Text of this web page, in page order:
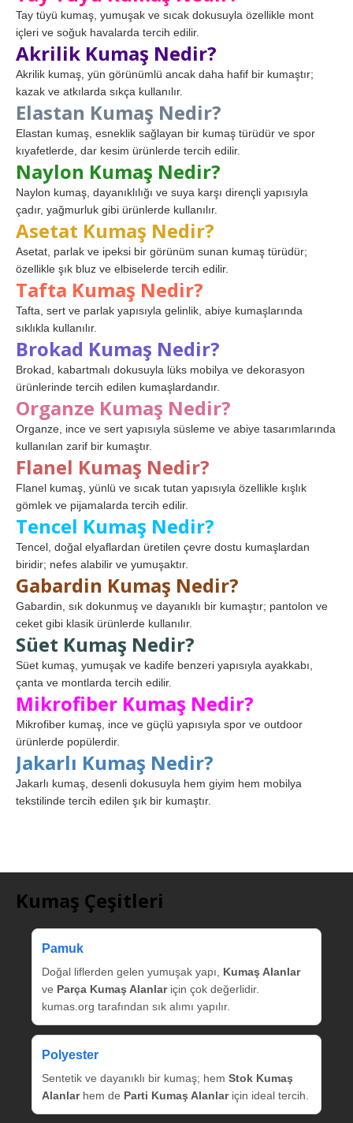
Tay tüyü kumaş, yumuşak ve sıcak dokusuyla özellikle mont
içleri ve soğuk havalarda tercih edilir.
Akrilik Kumaş Nedir?
Akrilik kumaş, yün görünümlü ancak daha hafif bir kumaştır;
kazak ve atkılarda sıkça kullanılır.
Elastan Kumaş Nedir?
Elastan kumaş, esneklik sağlayan bir kumaş türüdür ve spor
kıyafetlerde, dar kesim ürünlerde tercih edilir.
Naylon Kumaş Nedir?
Naylon kumaş, dayanıklılığı ve suya karşı dirençli yapısıyla
çadır, yağmurluk gibi ürünlerde kullanılır.
Asetat Kumaş Nedir?
Asetat, parlak ve ipeksi bir görünüm sunan kumaş türüdür;
özellikle şık bluz ve elbiselerde tercih edilir.
Tafta Kumaş Nedir?
Tafta, sert ve parlak yapısıyla gelinlik, abiye kumaşlarında
sıklıkla kullanılır.
Brokad Kumaş Nedir?
Brokad, kabartmalı dokusuyla lüks mobilya ve dekorasyon
ürünlerinde tercih edilen kumaşlardandır.
Organze Kumaş Nedir?
Organze, ince ve sert yapısıyla süsleme ve abiye tasarımlarında
kullanılan zarif bir kumaştır.
Flanel Kumaş Nedir?
Flanel kumaş, yünlü ve sıcak tutan yapısıyla özellikle kışlık
gömlek ve pijamalarda tercih edilir.
Tencel Kumaş Nedir?
Tencel, doğal elyaflardan üretilen çevre dostu kumaşlardan
biridir; nefes alabilir ve yumuşaktır.
Gabardin Kumaş Nedir?
Gabardin, sık dokunmuş ve dayanıklı bir kumaştır; pantolon ve
ceket gibi klasik ürünlerde kullanılır.
Süet Kumaş Nedir?
Süet kumaş, yumuşak ve kadife benzeri yapısıyla ayakkabı,
çanta ve montlarda tercih edilir.
Mikrofiber Kumaş Nedir?
Mikrofiber kumaş, ince ve güçlü yapısıyla spor ve outdoor
ürünlerde popülerdir.
Jakarlı Kumaş Nedir?
Jakarlı kumaş, desenli dokusuyla hem giyim hem mobilya
tekstilinde tercih edilen şık bir kumaştır.
Kumaş Çeşitleri
Pamuk
Doğal liflerden gelen yumuşak yapı, Kumaş Alanlar
ve Parça Kumaş Alanlariçin çok değerlidir.
kumas.org tarafından sık alımı yapılır.
Polyester
Sentetik ve dayanıklı bir kumaş; hem Stok Kumaş
Alanlarhem de Parti Kumaş Alanlariçin ideal tercih.